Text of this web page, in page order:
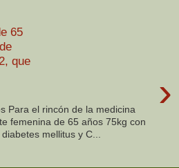
65
que
›
Para el rincón de la medicina
femenina de 65 años 75kg con
mellitus y C...